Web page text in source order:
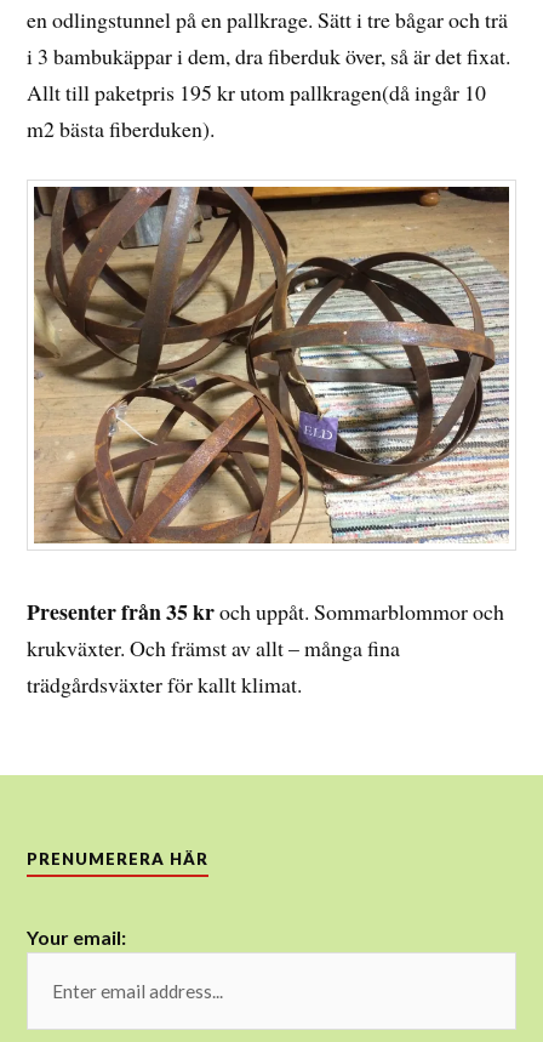
en odlingstunnel på en pallkrage. Sätt i tre bågar och trä
i 3 bambukäppar i dem, dra fiberduk över, så är det fixat.
Allt till paketpris 195 kr utom pallkragen(då ingår 10
m2 bästa fiberduken).
Presenter från 35 kroch uppåt. Sommarblommor och
krukväxter. Och främst av allt – många fina
trädgårdsväxter för kallt klimat.
PRENUMERERA HÄR
Your email: